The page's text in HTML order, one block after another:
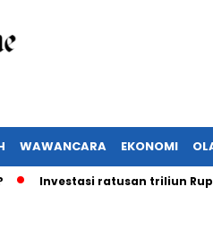
WAWANCARA EKONOMI
ratusan triliun Rupiah